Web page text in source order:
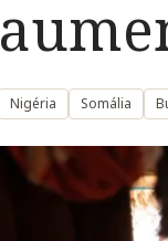
Nigéria Somália